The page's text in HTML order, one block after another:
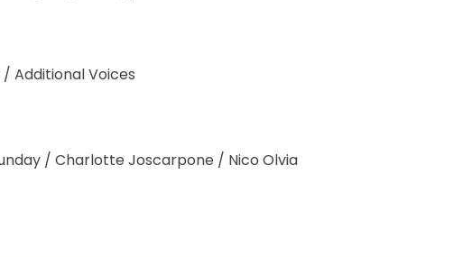
/ Additional Voices
/ Charlotte Joscarpone / Nico Olvia